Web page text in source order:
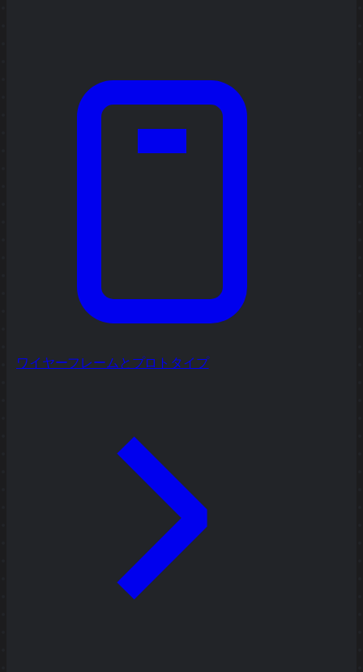
ワイヤーフレームとプロトタイプ